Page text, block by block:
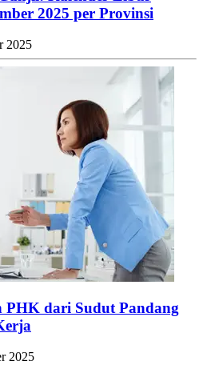
Kalender Libur
2025 per Provinsi
2025
dari Sudut Pandang